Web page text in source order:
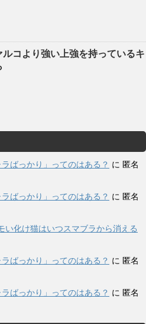
ルコより強い上強を持っているキ
ばっかり」ってのはある？ に 匿名
ばっかり」ってのはある？ に 匿名
い化け猫はいつスマブラから消える
ばっかり」ってのはある？ に 匿名
ばっかり」ってのはある？ に 匿名